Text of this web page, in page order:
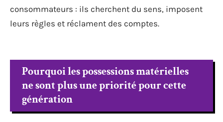
consommateurs : ils cherchent du sens, imposent
leurs règles et réclament des comptes.
Pourquoi les possessions matérielles
ne sont plus une priorité pour cette
génération